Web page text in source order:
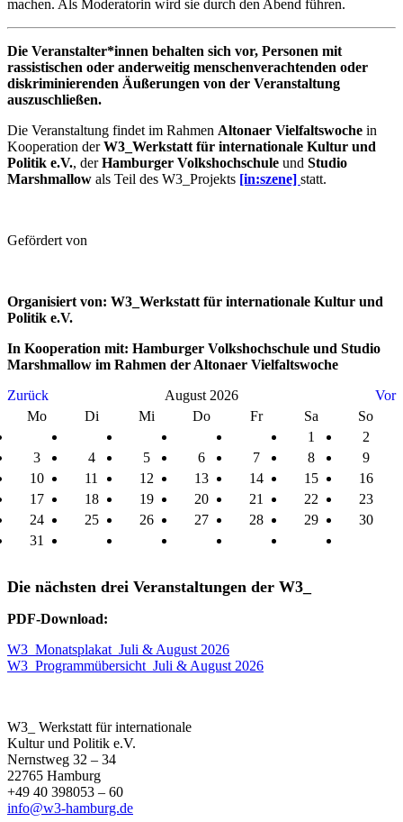
machen. Als Moderatorin wird sie durch den Abend führen.
Die Veranstalter*innen behalten sich vor, Personen mit
rassistischen oder anderweitig menschenverachtenden oder
diskriminierenden Äußerungen von der Veranstaltung
auszuschließen.
Die Veranstaltung findet im Rahmen Altonaer Vielfaltswoche in
Kooperation derW3_Werkstatt für internationale Kultur und
Politik e.V., derHamburger Volkshochschule und Studio
Marshmallow als Teil des W3_Projekts [in:szene] statt.
Gefördert von
Organisiert von: W3_Werkstatt für internationale Kultur und
Politik e.V.
In Kooperation mit: Hamburger Volkshochschule und Studio
Marshmallow im Rahmen der Altonaer Vielfaltswoche
Zurück
August 2026
Vor
Mo
Di Mi Do Fr Sa
So
1
2
3
4 5 6 7 8
9
10
11 12 13 14 15
16
17
18 19 20 21 22
23
24
25 26 27 28 29
30
31
Die nächsten drei Veranstaltungen der W3_
PDF-Download:
W3_Monatsplakat_Juli & August 2026
W3_Programmübersicht_Juli & August 2026
W3_ Werkstatt für internationale
Kultur und Politik e.V.
Nernstweg 32 – 34
22765 Hamburg
+49 40 398053 – 60
info@w3-hamburg.de